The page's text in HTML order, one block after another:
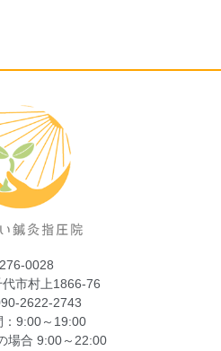
0028
市村上1866-76
2622-2743
：9:00～19:00
場合 9:00～22:00